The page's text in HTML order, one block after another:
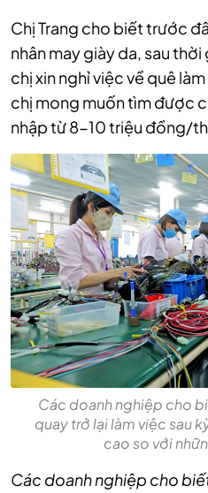
Chị Trang cho biết trước
nhân may giày da, sau
chị xin nghỉ việc về quê
chị mong muốn tìm được
nhập từ 8-10 triệu đồng/
Các doanh nghiệp cho
quay trở lại làm việc sau
cao so với
Các doanh nghiệp cho